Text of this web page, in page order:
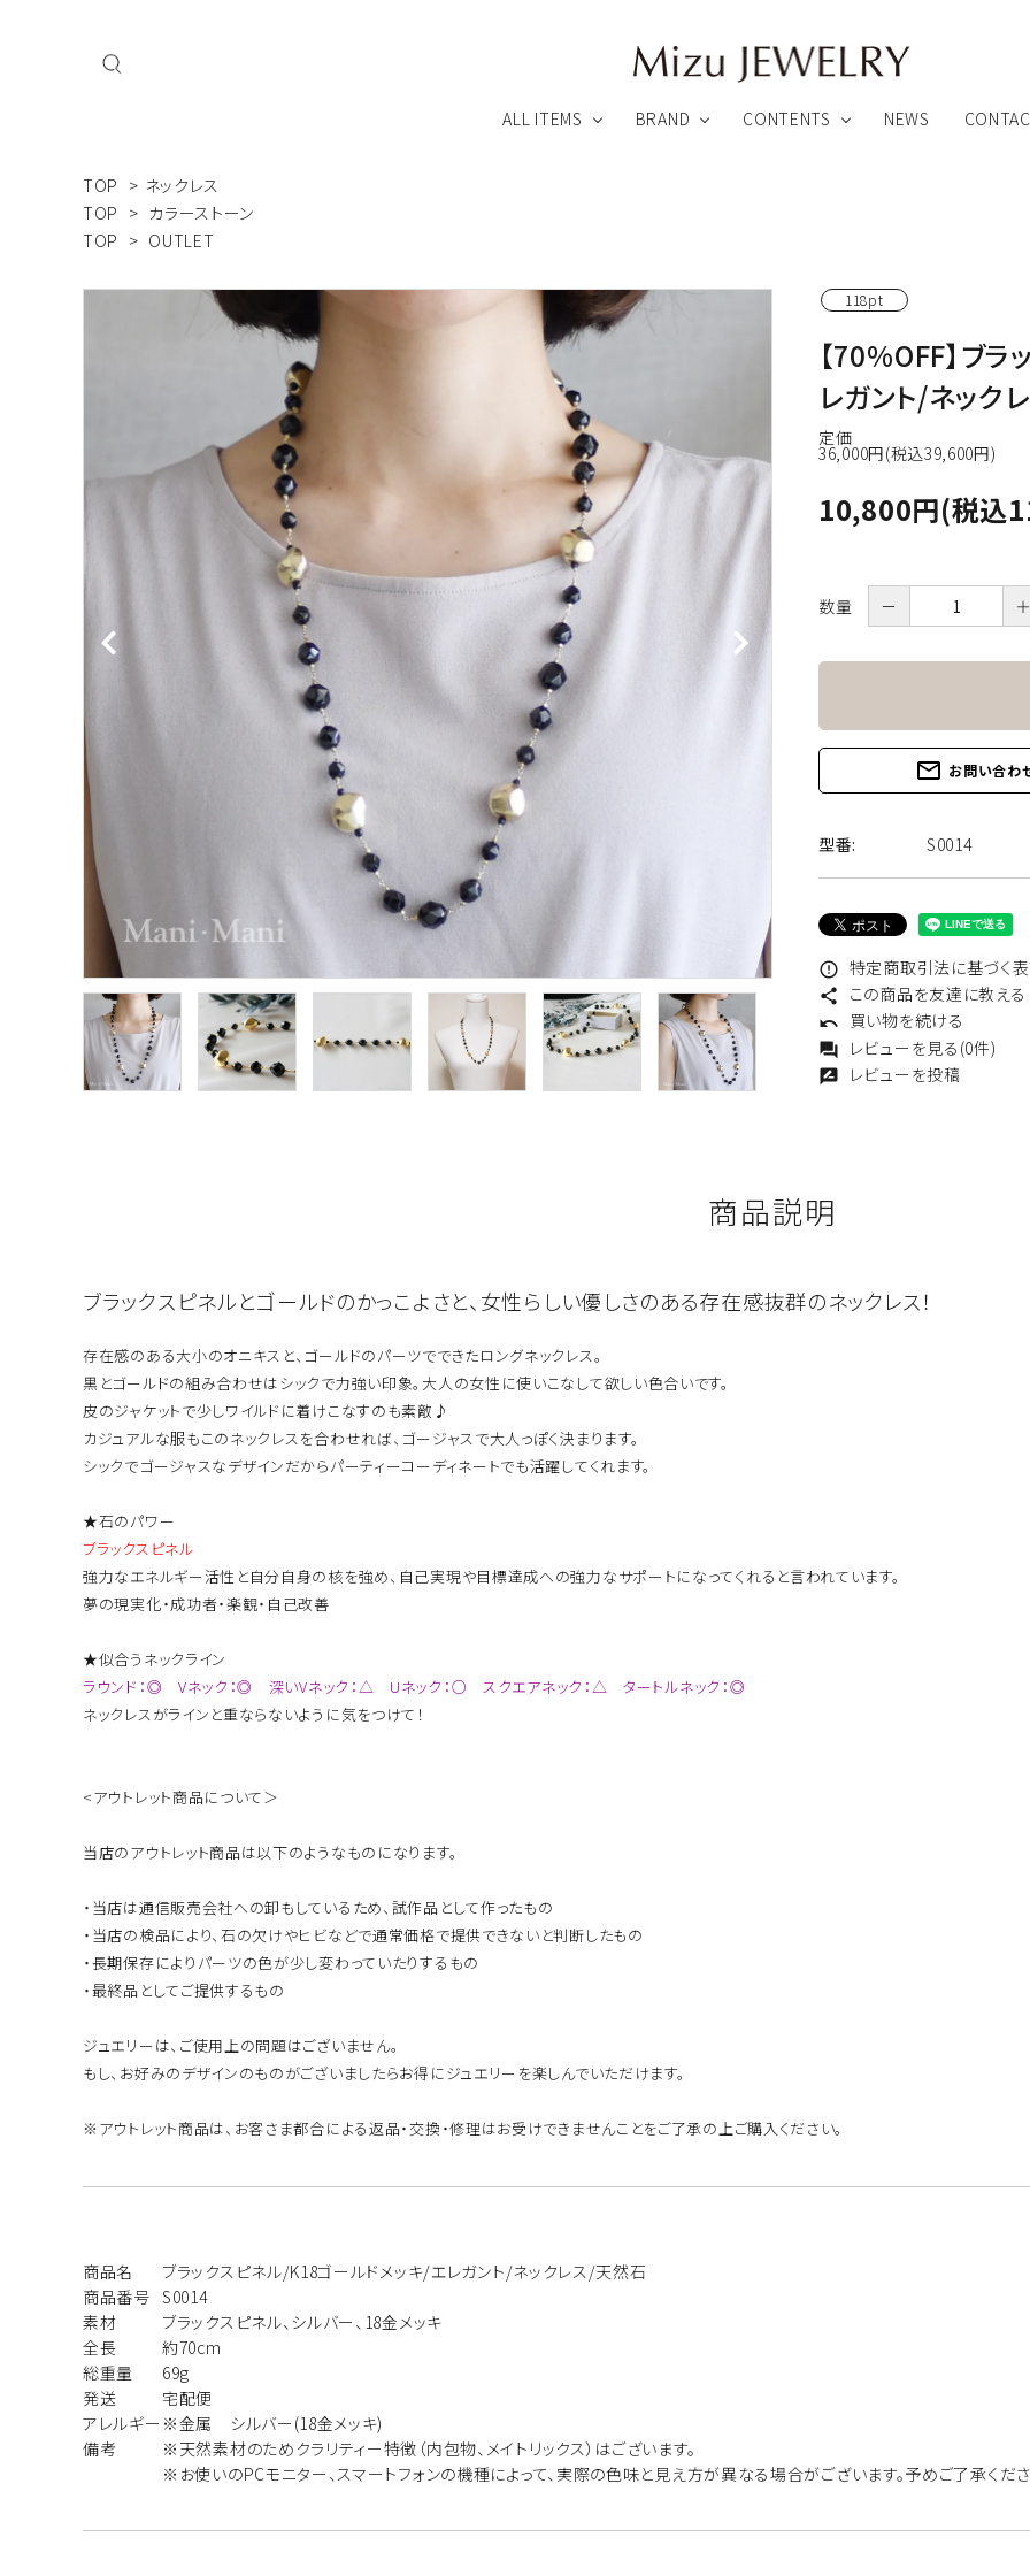
ALL ITEMS
リング ブローチ他
ジュエリーケース・ケア ビューティー その他のアイテム
金属アレルギー対応 あこや真珠 淡水真珠
カラーストーン
BRAND
ジュエリーを飾るよろこびをすべての人へ
MAIARHEA
こだわりのカスタムメイドファインジュエリー
Link ∞ Jewelry
魂とつながるオーダーメイドジュエリー
CONTENTS
私たちについて
NEWS
TOP > ネックレス
TOP > カラーストーン
TOP > OUTLET
118pt
【70%OFF】ブ
レガント/ネック
定価
36,000円(税込39,600円)
10,800円(税込
数量 －
mail_outline お問い合わ
型番: S0014
error_outline 特定商取引法に基づく
share この商品を友達に教える
undo 買い物を続ける
forum レビューを見る(0件)
rate_review レビューを投稿
商品説明
ブラックスピネルとゴールドのかっこよさと、女性らしい優しさのある存在感抜群のネックレス！
存在感のある大小のオニキスと、ゴールドのパーツでできたロングネックレス。
黒とゴールドの組み合わせはシックで力強い印象。大人の女性に使いこなして欲しい色合いです。
皮のジャケットで少しワイルドに着けこなすのも素敵♪
カジュアルな服もこのネックレスを合わせれば、ゴージャスで大人っぽく決まります。
シックでゴージャスなデザインだからパーティーコーディネートでも活躍してくれます。
★石のパワー
ブラックスピネル
強力なエネルギー活性と自分自身の核を強め、自己実現や目標達成への強力なサポートになってくれると言われています。
夢の現実化・成功者・楽観・自己改善
★似合うネックライン
ラウンド：◎ Vネック：◎ 深いVネック：△ Uネック：○ スクエアネック：△ タートルネック：◎
ネックレスがラインと重ならないように気をつけて！
<アウトレット商品について＞
当店のアウトレット商品は以下のようなものになります。
・当店は通信販売会社への卸もしているため、試作品として作ったもの
・当店の検品により、石の欠けやヒビなどで通常価格で提供できないと判断したもの
・長期保存によりパーツの色が少し変わっていたりするもの
・最終品としてご提供するもの
ジュエリーは、ご使用上の問題はございません。
もし、お好みのデザインのものがございましたらお得にジュエリーを楽しんでいただけます。
※アウトレット商品は、お客さま都合による返品・交換・修理はお受けできませんことをご了承の上ご購入ください。
商品名
ブラックスピネル/K18ゴールドメッキ/エレガント/ネックレス/天然石
商品番号 S0014
素材
ブラックスピネル、シルバー、18金メッキ
全長
約70cm
総重量
69g
発送
宅配便
アレルギー ※金属 シルバー(18金メッキ)
備考
※天然素材のためクラリティー特徴（内包物、メイトリックス）はございます。
※お使いのPCモニター、スマートフォンの機種によって、実際の色味と見え方が異なる場合がございます。予めご了承くださ